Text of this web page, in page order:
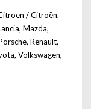
/ Citroën,
, Mazda,
, Renault,
, Volkswagen,